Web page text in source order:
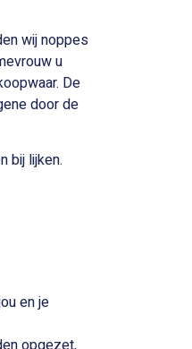
wij noppes
u
De
door de
bij lijken.
en je